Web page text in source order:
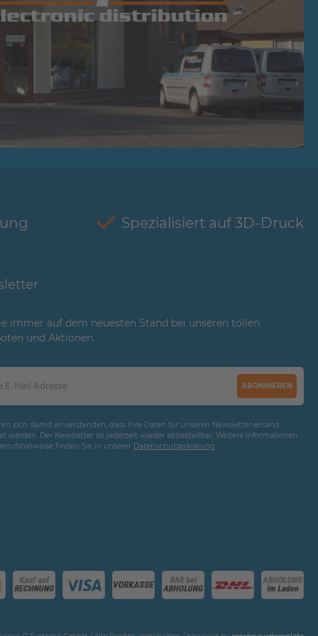
Spezialisiert auf 3D-Druck
immer auf dem neuesten Stand bei unseren tollen
und Aktionen.
ABONNIEREN
sich damit einverstanden, dass Ihre Daten für unseren Newsletterversand
werden. Der Newsletter ist jederzeit wieder abbestellbar. Weitere Informationen
finden Sie in unserer Daten­schutz­erklärung